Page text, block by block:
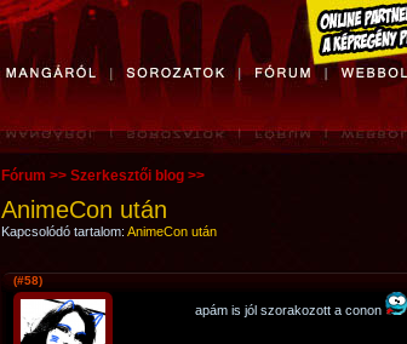
Fórum >> Szerkesztői blog >>
AnimeCon után
Kapcsolódó tartalom: AnimeCon után
(#58)
apám is jól szorakozott a conon